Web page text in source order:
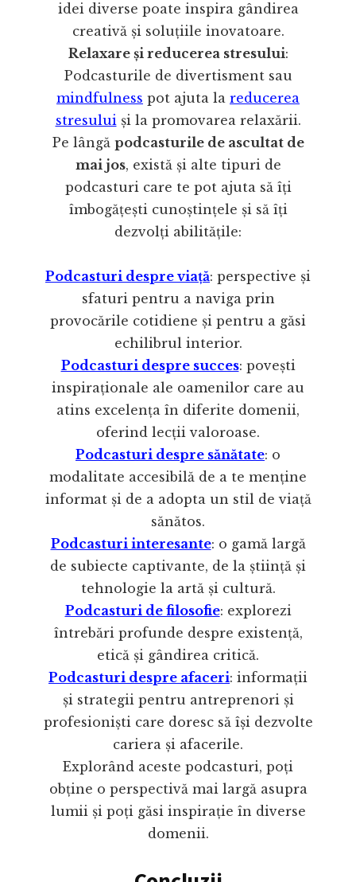
idei diverse poate inspira gândirea
creativă și soluțiile inovatoare.
Relaxare și reducerea stresului:
Podcasturile de divertisment sau
mindfulness pot ajuta la reducerea
stresuluiși la promovarea relaxării.
Pe lângă podcasturile de ascultat de
mai jos, există și alte tipuri de
podcasturi care te pot ajuta să îți
îmbogățești cunoștințele și să îți
dezvolți abilitățile:
Podcasturi despre viață: perspective și
sfaturi pentru a naviga prin
provocările cotidiene și pentru a găsi
echilibrul interior.
Podcasturi despre succes: povești
inspiraționale ale oamenilor care au
atins excelența în diferite domenii,
oferind lecții valoroase.
Podcasturi despre sănătate: o
modalitate accesibilă de a te menține
informat și de a adopta un stil de viață
sănătos.
Podcasturi interesante: o gamă largă
de subiecte captivante, de la știință și
tehnologie la artă și cultură.
Podcasturi de filosofie: explorezi
întrebări profunde despre existență,
etică și gândirea critică.
Podcasturi despre afaceri: informații
și strategii pentru antreprenori și
profesioniști care doresc să își dezvolte
cariera și afacerile.
Explorând aceste podcasturi, poți
obține o perspectivă mai largă asupra
lumii și poți găsi inspirație în diverse
domenii.